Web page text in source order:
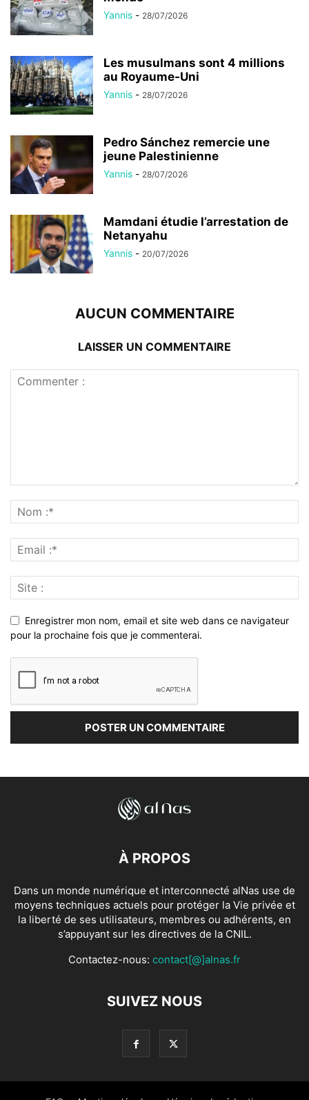
Yannis - 28/07/2026
Les musulmans sont 4 millions
au Royaume-Uni
Yannis - 28/07/2026
Pedro Sánchez remercie une
jeune Palestinienne
Yannis - 28/07/2026
Mamdani étudie l’arrestation de
Netanyahu
Yannis - 20/07/2026
AUCUN COMMENTAIRE
LAISSER UN COMMENTAIRE
Enregistrer mon nom, email et site web dans ce navigateur
pour la prochaine fois que je commenterai.
À PROPOS
Dans un monde numérique et interconnecté alNas use de
moyens techniques actuels pour protéger la Vie privée et
la liberté de ses utilisateurs, membres ou adhérents, en
s’appuyant sur les directives de la CNIL.
Contactez-nous: contact[@]alnas.fr
SUIVEZ NOUS